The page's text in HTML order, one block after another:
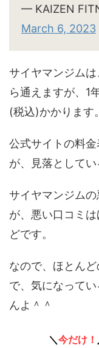
— KAIZEN
March 6, 2023
サイヤマンジム
ら通えますが、1
(税込)かかります。
公式サイトの料
が、見落としてい
サイヤマンジム
が、悪い口コミ
どです。
なので、ほとん
で、気になって
んよ＾＾
＼今だけ！